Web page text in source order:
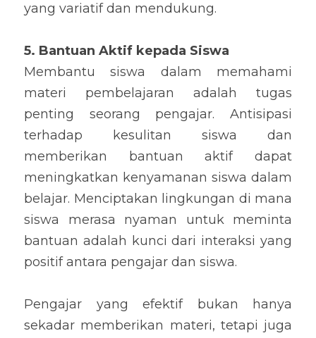
yang variatif dan mendukung.
5. Bantuan Aktif kepada Siswa
Membantu siswa dalam memahami
materi pembelajaran adalah tugas
penting seorang pengajar. Antisipasi
terhadap kesulitan siswa dan
memberikan bantuan aktif dapat
meningkatkan kenyamanan siswa dalam
belajar. Menciptakan lingkungan di mana
siswa merasa nyaman untuk meminta
bantuan adalah kunci dari interaksi yang
positif antara pengajar dan siswa.
Pengajar yang efektif bukan hanya
sekadar memberikan materi, tetapi juga